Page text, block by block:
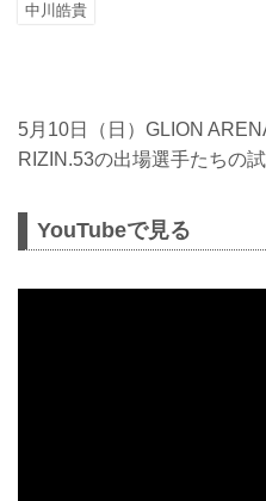
中川皓貴
5月10日（日）GLION
RIZIN.53の出場選手たちの
YouTubeで見る